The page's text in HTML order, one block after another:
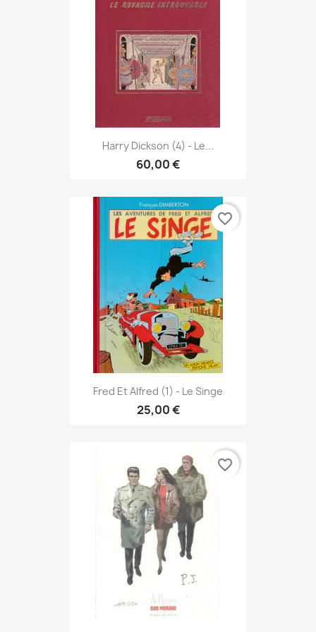
Harry Dickson (4) - Le...
60,00 €
Fred Et Alfred (1) - Le Singe
25,00 €
favorite_border
favorite_border